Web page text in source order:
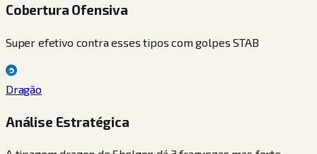
Cobertura Ofensiva
Super efetivo contra esses tipos com golpes STAB
Dragão
Análise Estratégica